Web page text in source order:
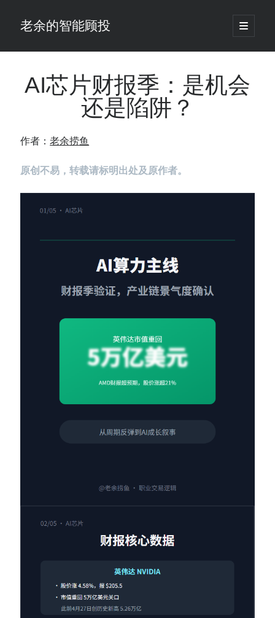
老余的智能顾投
open
primary
Sidebar
你的回测曲线越漂亮，我越替你担心：因为历史顺序，正在“倒着”给你
仓位大小背后的数学：为什么胜率40%的策略，能比胜率60%的更赚钱
为什么说每年6月底是罗素2000最干净的套利窗口？
老余看市：长鑫4万亿，A股却蒸发12.4万亿
网站备案号：鄂ICP备2024064768号
AI芯片财报季：是机会
还是陷阱？
作者：老余捞鱼
原创不易，转载请标明出处及原作者。